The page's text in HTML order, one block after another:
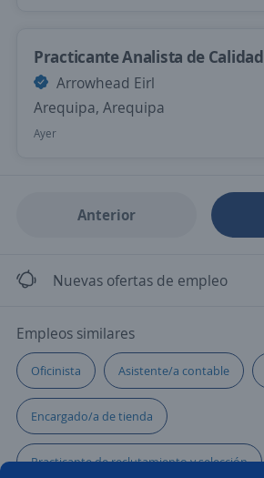
Practicante Analista de Calidad
Arrowhead Eirl
Arequipa, Arequipa
Ayer
Anterior
Nuevas ofertas de empleo
Empleos similares
Oficinista Asistente/a contable
Encargado/a de tienda
Practicante de reclutamiento y selección